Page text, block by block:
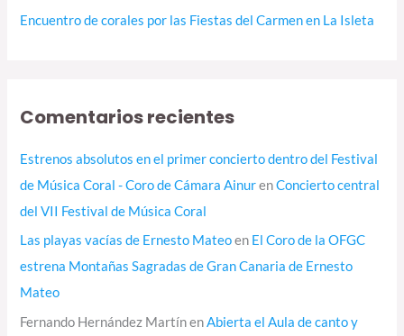
Encuentro de corales por las Fiestas del Carmen en La Isleta
Comentarios recientes
Estrenos absolutos en el primer concierto dentro del Festival
de Música Coral - Coro de Cámara AinurenConcierto central
del VII Festival de Música Coral
Las playas vacías de Ernesto Mateoen El Coro de la OFGC
estrena Montañas Sagradas de Gran Canaria de Ernesto
Mateo
Fernando Hernández MartínenAbierta el Aula de canto y